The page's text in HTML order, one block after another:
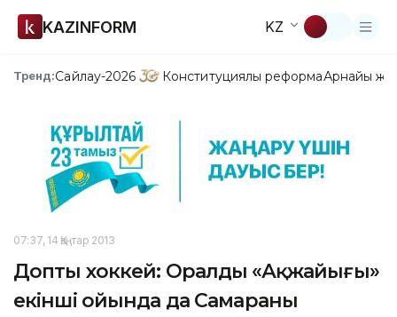
KAZINFORM KZ
Тренд:Сайлау-2026 Конституциялық реформаАрнайы
07:37, 14 Қаңтар 2013
Допты хоккей: Оралдың «Ақжайығы»
екінші ойында да Самараның